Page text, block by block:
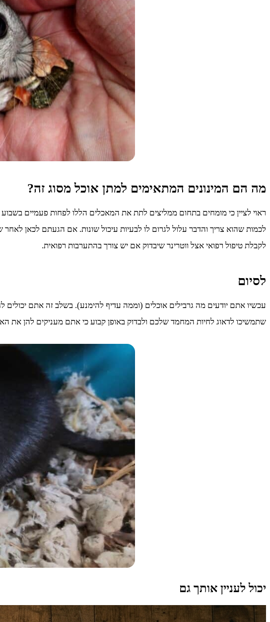
מה הם המינונים המתאימים למתן אוכל מסוג זה?
ראוי לציין כי מומחים בתחום ממליצים לתת את המאכלים הללו לפחות פעמיים
לכמות שהוא צריך והדבר עלול לגרום לו לבעיות עיכול שונות. אם הגעתם לכאן
לקבלת טיפול רפואי אצל ווטרינר שיבדוק אם יש צורך בהתערבות רפואית.
לסיום
עכשיו אתם יודעים מה גרבילים אוכלים (וממה עדיף להימנע). בשלב זה אתם
שתמשיכו לדאוג לחיות המחמד שלכם ולבדוק באופן קבוע כי אתם מעניקים להן את
יכול לעניין אותך גם